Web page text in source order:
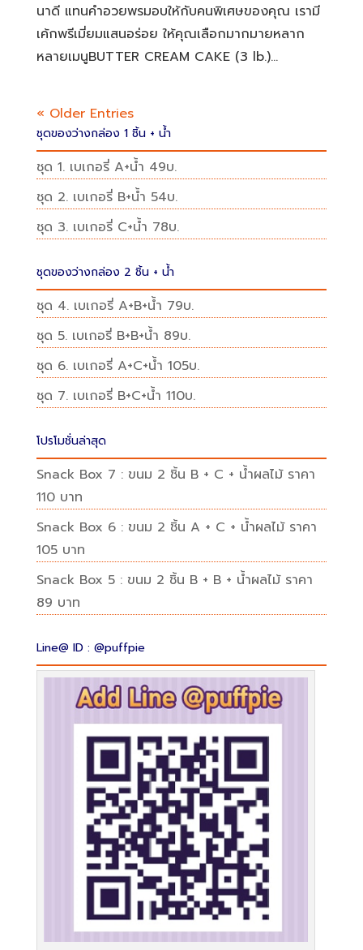
นาดี แทนคำอวยพรมอบให้กับคนพิเศษของคุณ เรามี
เค้กพรีเมี่ยมแสนอร่อย ให้คุณเลือกมากมายหลาก
หลายเมนูBUTTER CREAM CAKE (3 lb.)...
« Older Entries
ชุดของว่างกล่อง 1 ชิ้น + น้ำ
ชุด 1. เบเกอรี่ A+น้ำ 49บ.
ชุด 2. เบเกอรี่ B+น้ำ 54บ.
ชุด 3. เบเกอรี่ C+น้ำ 78บ.
ชุดของว่างกล่อง 2 ชิ้น + น้ำ
ชุด 4. เบเกอรี่ A+B+น้ำ 79บ.
ชุด 5. เบเกอรี่ B+B+น้ำ 89บ.
ชุด 6. เบเกอรี่ A+C+น้ำ 105บ.
ชุด 7. เบเกอรี่ B+C+น้ำ 110บ.
โปรโมชั่นล่าสุด
Snack Box 7 : ขนม 2 ชิ้น B + C + น้ำผลไม้ ราคา
110 บาท
Snack Box 6 : ขนม 2 ชิ้น A + C + น้ำผลไม้ ราคา
105 บาท
Snack Box 5 : ขนม 2 ชิ้น B + B + น้ำผลไม้ ราคา
89 บาท
Line@ ID : @puffpie